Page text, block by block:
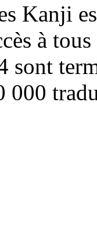
Kanji
à
sont
000